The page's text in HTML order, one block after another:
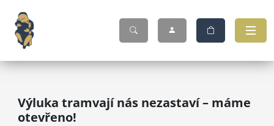
Výluka tramvají nás nezastaví – máme
otevřeno!